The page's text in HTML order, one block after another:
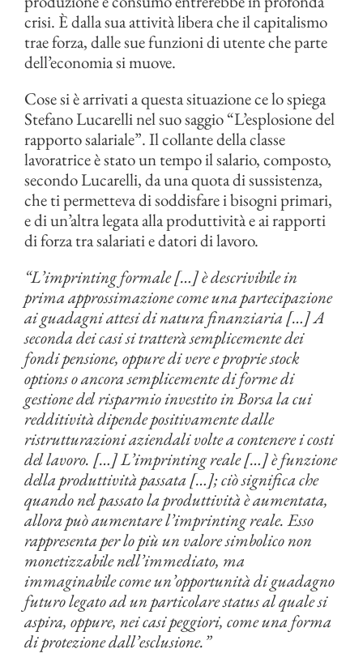
crisi. È dalla sua attività libera che il capitalismo
trae forza, dalle sue funzioni di utente che parte
dell’economia si muove.
Cose si è arrivati a questa situazione ce lo spiega
Stefano Lucarelli nel suo saggio “L’esplosione del
rapporto salariale”. Il collante della classe
lavoratrice è stato un tempo il salario, composto,
secondo Lucarelli, da una quota di sussistenza,
che ti permetteva di soddisfare i bisogni primari,
e di un’altra legata alla produttività e ai rapporti
di forza tra salariati e datori di lavoro.
“L’imprinting formale […] è descrivibile in
prima approssimazione come una partecipazione
ai guadagni attesi di natura finanziaria […] A
seconda dei casi si tratterà semplicemente dei
fondi pensione, oppure di vere e proprie stock
options o ancora semplicemente di forme di
gestione del risparmio investito in Borsa la cui
redditività dipende positivamente dalle
ristrutturazioni aziendali volte a contenere i costi
del lavoro. […] L’imprinting reale […] è funzione
della produttività passata […]; ciò significa che
quando nel passato la produttività è aumentata,
allora può aumentare l’imprinting reale. Esso
rappresenta per lo più un valore simbolico non
monetizzabile nell’immediato, ma
immaginabile come un’opportunità di guadagno
futuro legato ad un particolare status al quale si
aspira, oppure, nei casi peggiori, come una forma
di protezione dall’esclusione.”